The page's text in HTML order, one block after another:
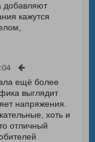
добавляют
кажутся
ещё более
выглядит
напряжения.
хоть и
отличный